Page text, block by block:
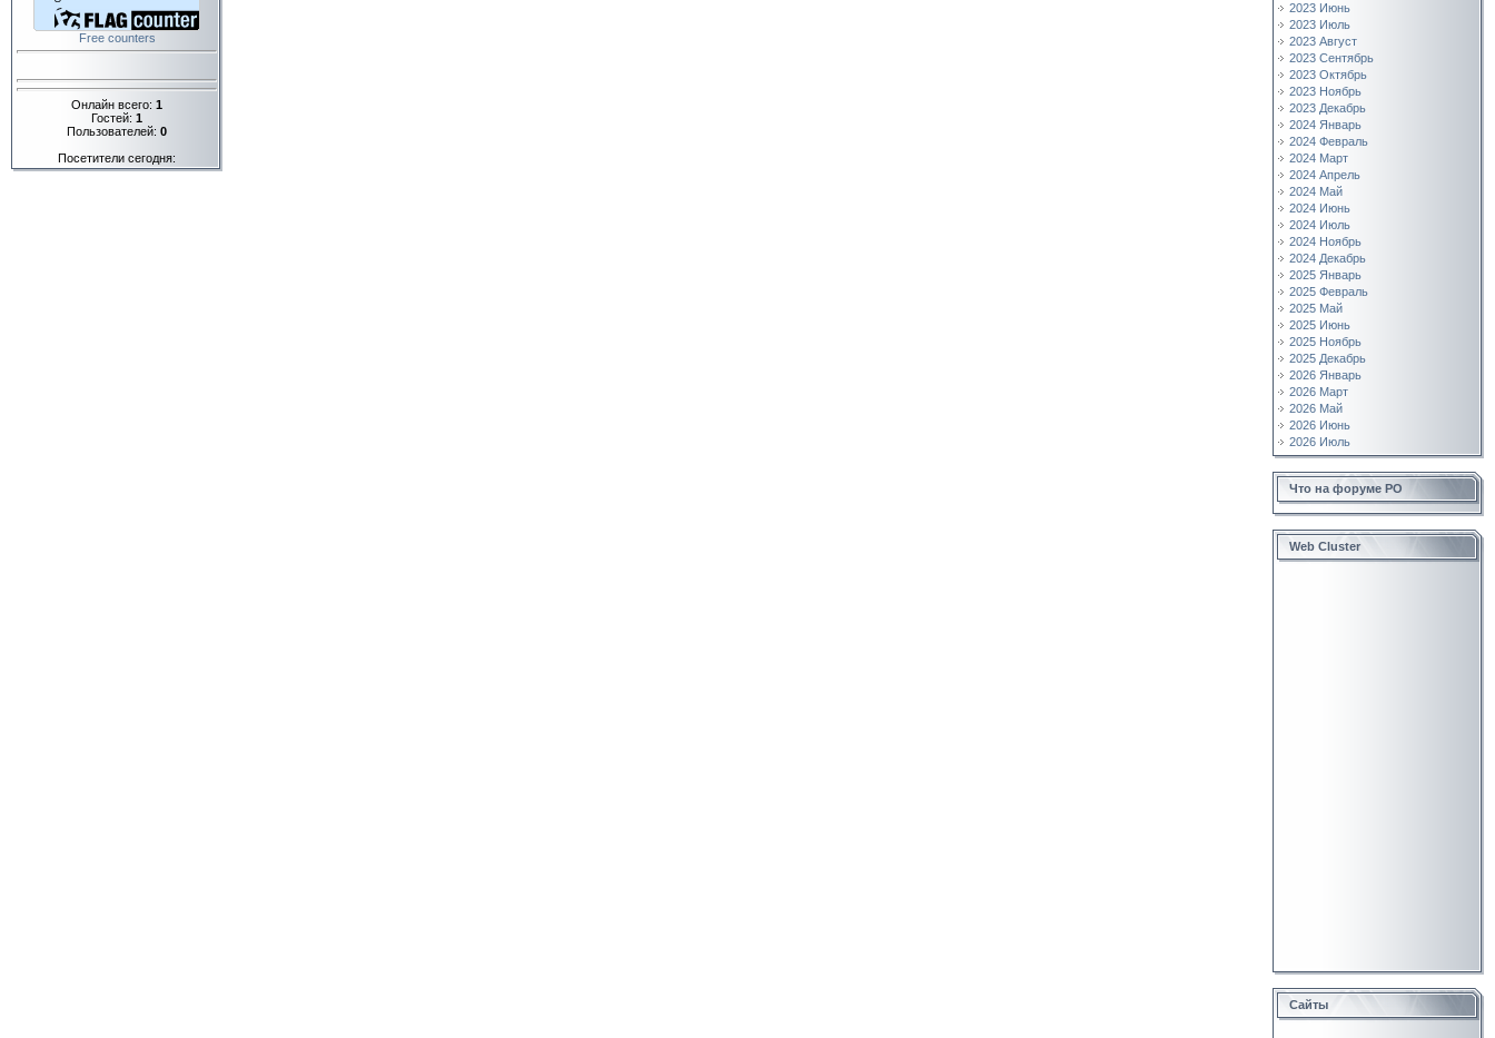
Free counters
Онлайн всего: 1
Гостей: 1
Пользователей: 0
Посетители сегодня:
2023 Июнь
2023 Июль
2023 Август
2023 Сентябрь
2023 Октябрь
2023 Ноябрь
2023 Декабрь
2024 Январь
2024 Февраль
2024 Март
2024 Апрель
2024 Май
2024 Июнь
2024 Июль
2024 Ноябрь
2024 Декабрь
2025 Январь
2025 Февраль
2025 Май
2025 Июнь
2025 Ноябрь
2025 Декабрь
2026 Январь
2026 Март
2026 Май
2026 Июнь
2026 Июль
Что на форуме РО
Web Cluster
Сайты